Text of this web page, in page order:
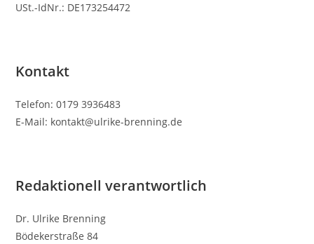
USt.-IdNr.: DE173254472
Kontakt
Telefon: 0179 3936483
E-Mail: kontakt@ulrike-brenning.de
Redaktionell verantwortlich
Dr. Ulrike Brenning
Bödekerstraße 84